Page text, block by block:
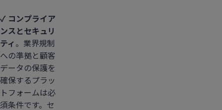
✓ コンプライア
ンスとセキュリ
ティ。業界規制
への準拠と顧客
データの保護を
確保するプラッ
トフォームは必
須条件です。セ